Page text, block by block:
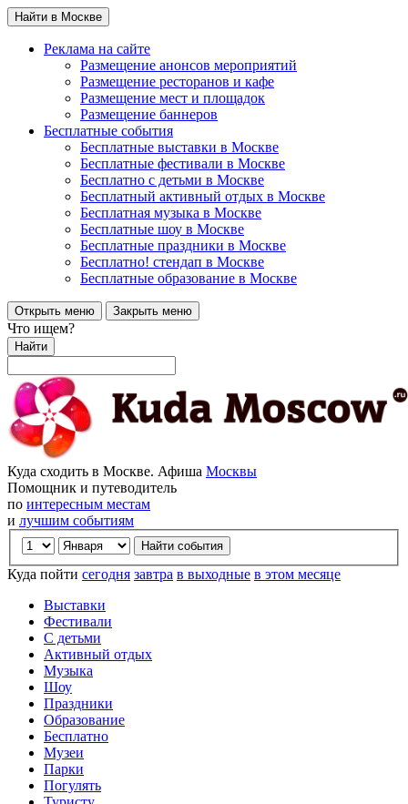
Найти в Москве
Реклама на сайте
Размещение анонсов мероприятий
Размещение ресторанов и кафе
Размещение мест и площадок
Размещение баннеров
Бесплатные события
Бесплатные выставки в Москве
Бесплатные фестивали в Москве
Бесплатно с детьми в Москве
Бесплатный активный отдых в Москве
Бесплатная музыка в Москве
Бесплатные шоу в Москве
Бесплатные праздники в Москве
Бесплатно! стендап в Москве
Бесплатные образование в Москве
Открыть меню Закрыть меню
Что ищем?
Найти
Куда сходить в Москве. Афиша Москвы
Помощник и путеводитель
по интересным местам
и лучшим событиям
Куда пойти сегодня завтра в выходные в этом месяце
Выставки
Фестивали
С детьми
Активный отдых
Музыка
Шоу
Праздники
Образование
Бесплатно
Музеи
Парки
Погулять